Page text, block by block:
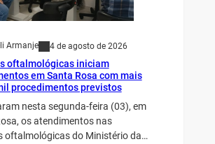
Armanje 4 de agosto de 2026
oftalmológicas iniciam
em Santa Rosa com mais
procedimentos previstos
nesta segunda-feira (03), em
os atendimentos nas
oftalmológicas do Ministério da…